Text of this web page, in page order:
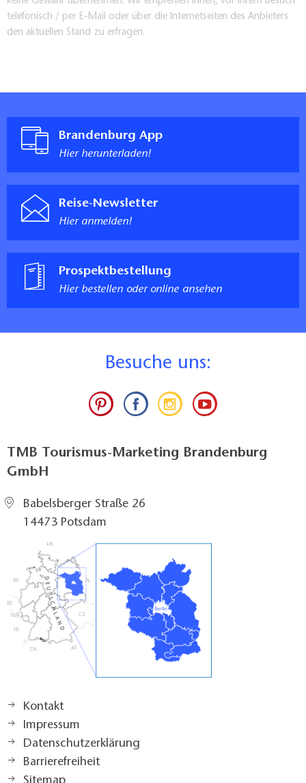
telefonisch / per E-Mail oder über die Internetseiten des Anbieters
den aktuellen Stand zu erfragen.
Brandenburg App
Hier herunterladen!
Reise-Newsletter
Hier anmelden!
Prospektbestellung
Hier bestellen oder online ansehen
Besuche uns:
TMB Tourismus-Marketing Brandenburg
GmbH
Babelsberger Straße 26
14473 Potsdam
Kontakt
Impressum
Datenschutzerklärung
Barrierefreiheit